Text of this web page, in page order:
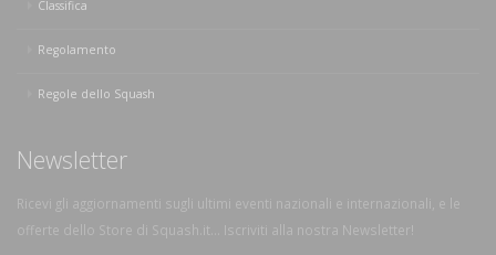
Classifica
Regolamento
Regole dello Squash
Newsletter
Ricevi gli aggiornamenti sugli ultimi eventi nazionali e internazionali, e le
offerte dello Store di Squash.it... Iscriviti alla nostra Newsletter!